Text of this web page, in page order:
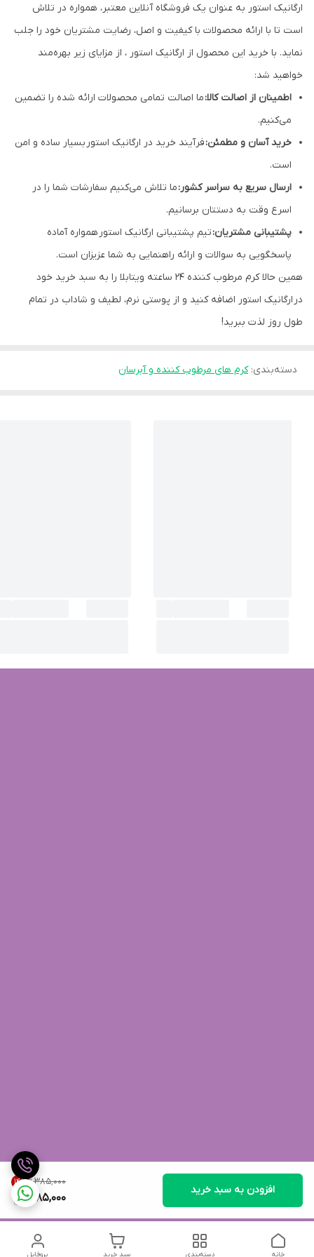
۱٬۳۸۵٬۰۰۰ 14%
1,185,000
افزودن به سبد خرید
ارگانیک استور به عنوان یک فروشگاه آنلاین معتبر، همواره در تلاش
است تا با ارائه محصولات با کیفیت و اصل، رضایت مشتریان خود را جلب
نماید. با خرید این محصول از ارگانیک استور ، از مزایای زیر بهره‌مند
خواهید شد:
اطمینان از اصالت کالا:ما اصالت تمامی محصولات ارائه شده را تضمین
می‌کنیم.
خرید آسان و مطمئن:فرآیند خرید در ارگانیک استور بسیار ساده و امن
است.
ارسال سریع به سراسر کشور:ما تلاش می‌کنیم سفارشات شما را در
اسرع وقت به دستتان برسانیم.
پشتیبانی مشتریان:تیم پشتیبانی ارگانیک استور همواره آماده
پاسخگویی به سوالات و ارائه راهنمایی به شما عزیزان است.
همین حالا کرم مرطوب کننده 24 ساعته ویتابلا را به سبد خرید خود
در ارگانیک استور اضافه کنید و از پوستی نرم، لطیف و شاداب در تمام
طول روز لذت ببرید!
دسته‌بندی:کرم های مرطوب کننده و آبرسان
پروفایل سبد خرید دسته‌بندی خانه